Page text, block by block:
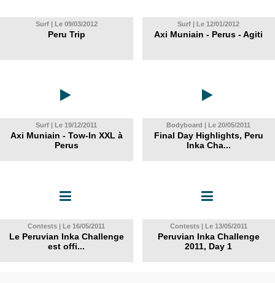
Surf | Le 09/03/2012
Peru Trip
Surf | Le 12/01/2012
Axi Muniain - Perus - Agiti
Surf | Le 19/12/2011
Axi Muniain - Tow-In XXL à
Perus
Bodyboard | Le 20/05/2011
Final Day Highlights, Peru
Inka Cha...
Contests | Le 16/05/2011
Le Peruvian Inka Challenge
est offi...
Contests | Le 13/05/2011
Peruvian Inka Challenge
2011, Day 1